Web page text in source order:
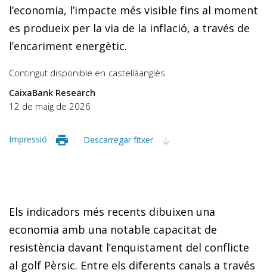
l’economia, l’impacte més visible fins al moment
es produeix per la via de la inflació, a través de
l’encariment energètic.
Contingut disponible en castellàanglès
CaixaBank Research
12 de maig de 2026
Impressió Descarregar fitxer
Els indicadors més recents dibuixen una
economia amb una notable capacitat de
resistència davant l’enquistament del conflicte
al golf Pèrsic. Entre els diferents canals a través